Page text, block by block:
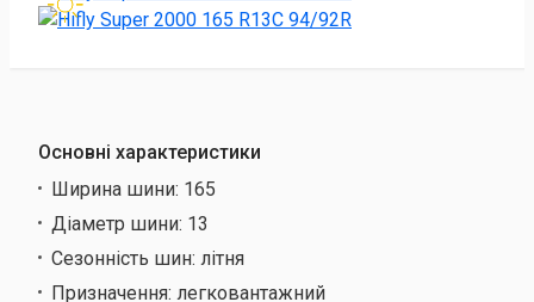
Основні характеристики
Ширина шини: 165
Діаметр шини: 13
Сезонність шин: літня
Призначення: легковантажний